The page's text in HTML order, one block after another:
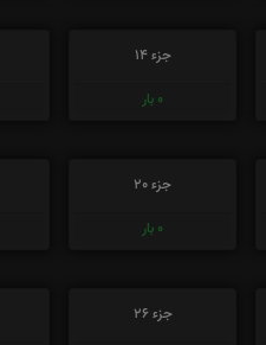
جزء 14
0 بار
جزء 20
0 بار
جزء 26